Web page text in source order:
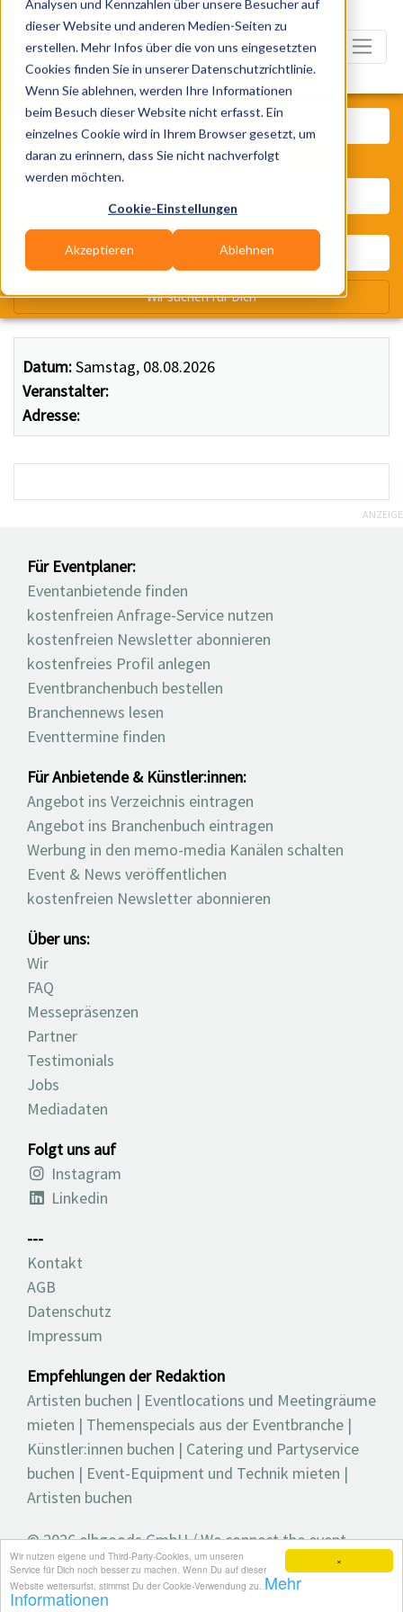
×
Wir nutzen eigene und Third-Party-Cookies, um unseren
Service für Dich noch besser zu machen. Wenn Du auf dieser
Website weitersurfst, stimmst Du der Cookie-Verwendung zu. Mehr
Informationen
Analysen und Kennzahlen über unsere Besucher auf
dieser Website und anderen Medien-Seiten zu
erstellen. Mehr Infos über die von uns eingesetzten
Cookies finden Sie in unserer Datenschutzrichtlinie.
Wenn Sie ablehnen, werden Ihre Informationen
beim Besuch dieser Website nicht erfasst. Ein
einzelnes Cookie wird in Ihrem Browser gesetzt, um
daran zu erinnern, dass Sie nicht nachverfolgt
werden möchten.
Cookie-Einstellungen
Akzeptieren Ablehnen
Datum:Samstag, 08.08.2026
Veranstalter:
Adresse:
Was? Künstler, Zelte, Bands,
Wir suchen für Dich
ANZEIGE
Für Eventplaner:
Eventanbietende finden
kostenfreien Anfrage-Service nutzen
kostenfreien Newsletter abonnieren
kostenfreies Profil anlegen
Eventbranchenbuch bestellen
Branchennews lesen
Eventtermine finden
Für Anbietende & Künstler:innen:
Angebot ins Verzeichnis eintragen
Angebot ins Branchenbuch eintragen
Werbung in den memo-media Kanälen schalten
Event & News veröffentlichen
kostenfreien Newsletter abonnieren
Über uns:
Wir
FAQ
Messepräsenzen
Partner
Testimonials
Jobs
Mediadaten
Folgt uns auf
Instagram
Linkedin
---
Kontakt
AGB
Datenschutz
Impressum
Empfehlungen der Redaktion
Artisten buchen | Eventlocations und Meetingräume
mieten | Themenspecials aus der Eventbranche |
Künstler:innen buchen | Catering und Partyservice
buchen | Event-Equipment und Technik mieten |
Artisten buchen
© 2026 elbgoods GmbH / We connect the event
industry / Medienvielfalt für die Eventplanung /
Eventbranchenbuch, Blog, Magazin und mehr